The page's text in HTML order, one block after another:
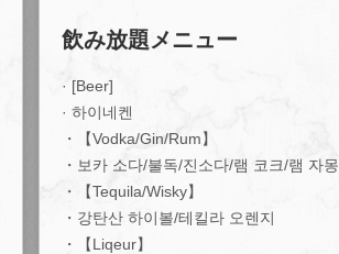
飲み放題メニュー
· [Beer]
· 하이네켄
・【Vodka/Gin/Rum】
・보카 소다/불독/진소다/램 코크/램 자몽
・【Tequila/Wisky】
・강탄산 하이볼/테킬라 오렌지
・【Liqeur】